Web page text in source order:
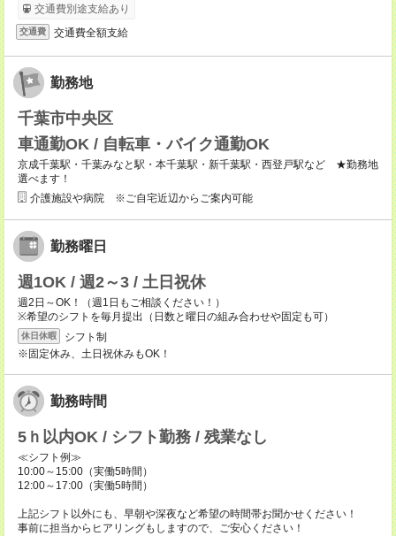
交通費別途支給あり
交通費 交通費全額支給
勤務地
千葉市中央区
車通勤OK / 自転車・バイク通勤OK
京成千葉駅・千葉みなと駅・本千葉駅・新千葉駅・西登戸駅など ★勤務地
選べます！
介護施設や病院 ※ご自宅近辺からご案内可能
勤務曜日
週1OK / 週2～3 / 土日祝休
週2日～OK！（週1日もご相談ください！）
※希望のシフトを毎月提出（日数と曜日の組み合わせや固定も可）
休日休暇
シフト制
※固定休み、土日祝休みもOK！
勤務時間
5ｈ以内OK / シフト勤務 / 残業なし
≪シフト例≫
10:00～15:00（実働5時間）
12:00～17:00（実働5時間）
上記シフト以外にも、早朝や深夜など希望の時間帯お聞かせください！
事前に担当からヒアリングもしますので、ご安心ください！